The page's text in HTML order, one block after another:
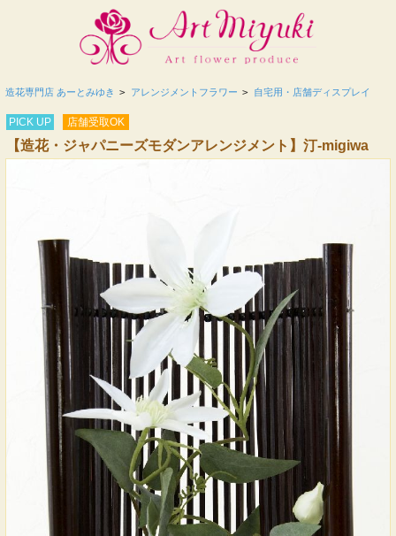
造花専門店 あーとみゆき > アレンジメントフラワー > 自宅用・店舗ディスプレイ
PICK UP 店舗受取OK
【造花・ジャパニーズモダンアレンジメント】汀-migiwa